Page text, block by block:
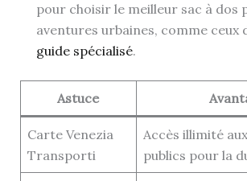
pour choisir le meilleur sac à dos
aventures urbaines, comme ceux
guide spécialisé.
Astuce
Carte Venezia
Transporti
Accès illimité
publics pour la